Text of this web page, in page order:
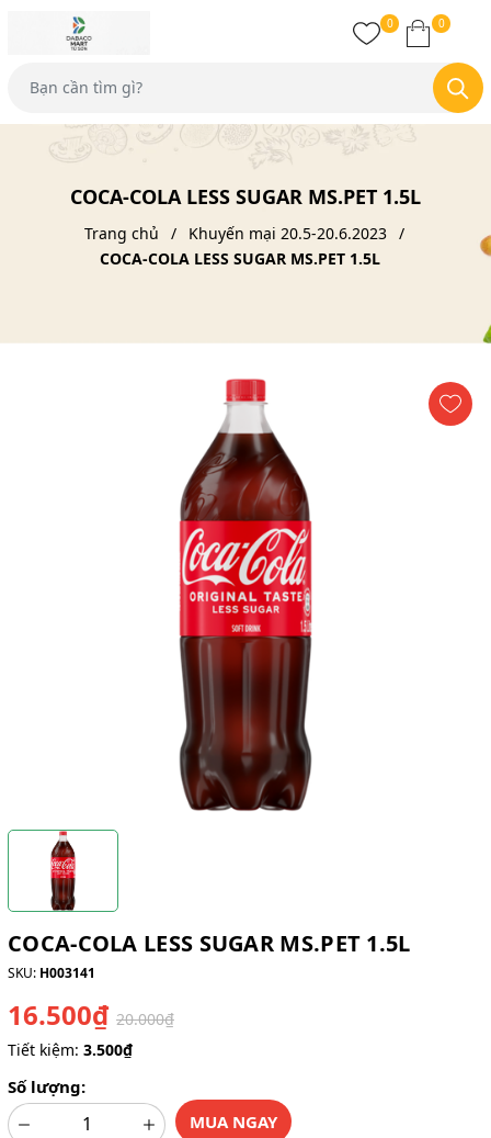
0 0
COCA-COLA LESS SUGAR MS.PET 1.5L
Trang chủ
Khuyến mại 20.5-20.6.2023
COCA-COLA LESS SUGAR MS.PET 1.5L
COCA-COLA LESS SUGAR MS.PET 1.5L
SKU: H003141
16.500₫ 20.000₫
Tiết kiệm: 3.500₫
Số lượng:
MUA NGAY